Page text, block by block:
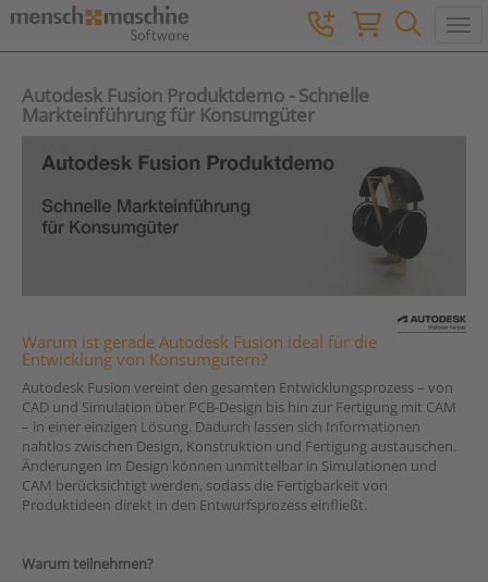
Autodesk Fusion Produktdemo - Schnelle
Markteinführung für Konsumgüter
Warum ist gerade Autodesk Fusion ideal für die
Entwicklung von Konsumgütern?
Autodesk Fusion vereint den gesamten Entwicklungsprozess – von
CAD und Simulation über PCB-Design bis hin zur Fertigung mit CAM
– in einer einzigen Lösung. Dadurch lassen sich Informationen
nahtlos zwischen Design, Konstruktion und Fertigung austauschen.
Änderungen im Design können unmittelbar in Simulationen und
CAM berücksichtigt werden, sodass die Fertigbarkeit von
Produktideen direkt in den Entwurfsprozess einfließt.
Warum teilnehmen?